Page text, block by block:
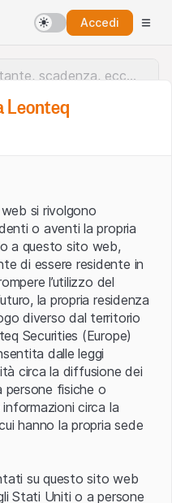
Accedi
Leonteq
si rivolgono
o aventi la propria
a questo sito web,
di essere residente in
l’utilizzo del
la propria residenza
diverso dal territorio
Securities (Europe)
dalle leggi
circa la diffusione dei
fisiche o
circa la
hanno la propria sede
su questo sito web
Stati Uniti o a persone